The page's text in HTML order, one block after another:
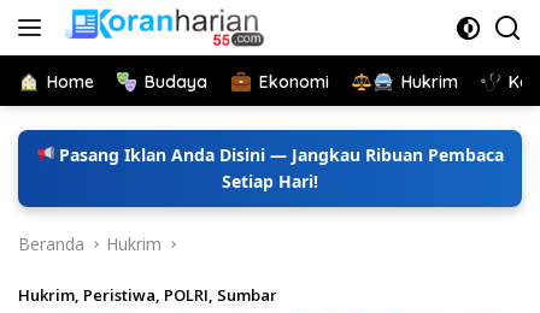
Langsung
Home Budaya Ekonomi Hukrim
Pasang Iklan Anda Disini — Jangkau Ribuan Pembaca
Setiap Hari!
Beranda Hukrim
Hukrim, Peristiwa, POLRI, Sumbar